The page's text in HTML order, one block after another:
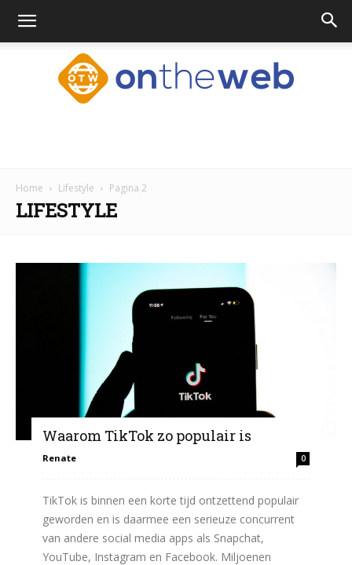
Home Lifestyle Pagina 2
LIFESTYLE
Waarom TikTok zo populair is
Renate 0
TikTok is binnen een korte tijd ontzettend populair
geworden en is daarmee een serieuze concurrent
van andere social media apps als Snapchat,
YouTube, Instagram en Facebook. Miljoenen